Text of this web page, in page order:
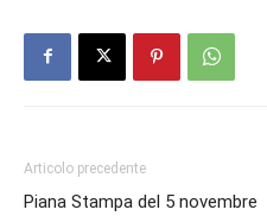
Articolo precedente
Piana Stampa del 5 novembre